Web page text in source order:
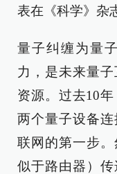
表在《科学》杂
量子纠缠为量
力，是未来量
资源。过去10
两个量子设备
联网的第一步
似于路由器）